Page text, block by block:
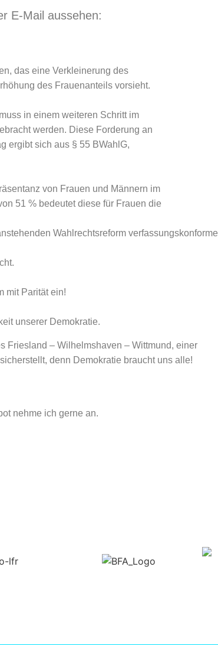
E-Mail aussehen:
das eine Verkleinerung des
des Frauenanteils vorsieht.
in einem weiteren Schritt im
werden. Diese Forderung an
ergibt sich aus § 55 BWahlG,
von Frauen und Männern im
51 % bedeutet diese für Frauen die
Wahlrechtsreform verfassungskonforme
mit Parität ein!
unserer Demokratie.
Friesland – Wilhelmshaven – Wittmund, einer
denn Demokratie braucht uns alle!
nehme ich gerne an.